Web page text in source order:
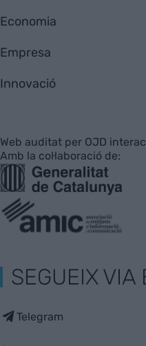
Economia
Empresa
Innovació
Web auditat per OJD
Amb la col·laboració de:
SEGUEIX VIA
Telegram